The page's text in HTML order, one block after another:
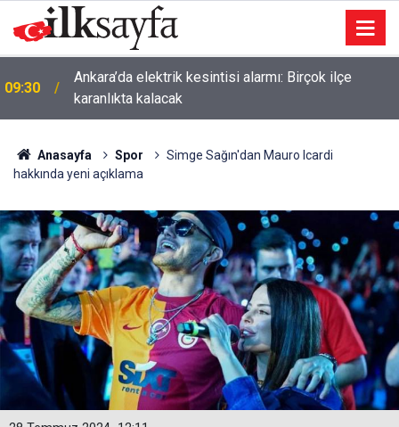
09:16 Devrim Özkan’dan yürek yakan haber
Anasayfa Spor
Simge Sağın'dan Mauro Icardi
hakkında yeni açıklama